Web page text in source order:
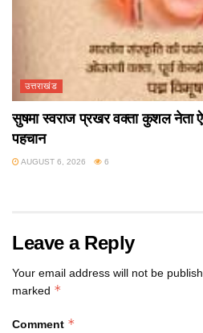
उत्तराखंड
सुषमा स्वराज प्रखर वक्ता कुशल नेता
पहचान
AUGUST 6, 2026 6
Leave a Reply
Your email address will not be
marked *
Comment *